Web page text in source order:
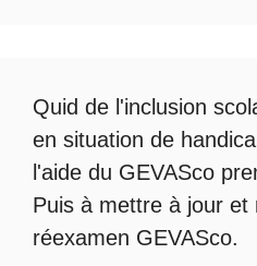
Quid de l'inclusion
en situation de
l'aide du GEVASco
Puis à mettre à jour et
réexamen GEVASco.